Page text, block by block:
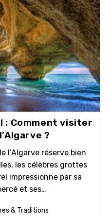
: Comment visiter
?
l’Algarve réserve bien
les célèbres grottes
impressionne par sa
et ses…
& Traditions